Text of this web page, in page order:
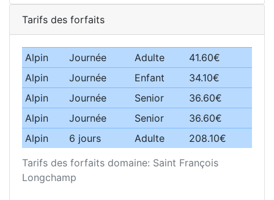
Tarifs des forfaits
Tarifs des forfaits domaine: Saint François
Longchamp
Alpin Journée Adulte
41.60€
Alpin
Journée Enfant
34.10€
Alpin
Journée Senior
36.60€
Alpin
Journée Senior
36.60€
Alpin
6 jours Adulte 208.10€